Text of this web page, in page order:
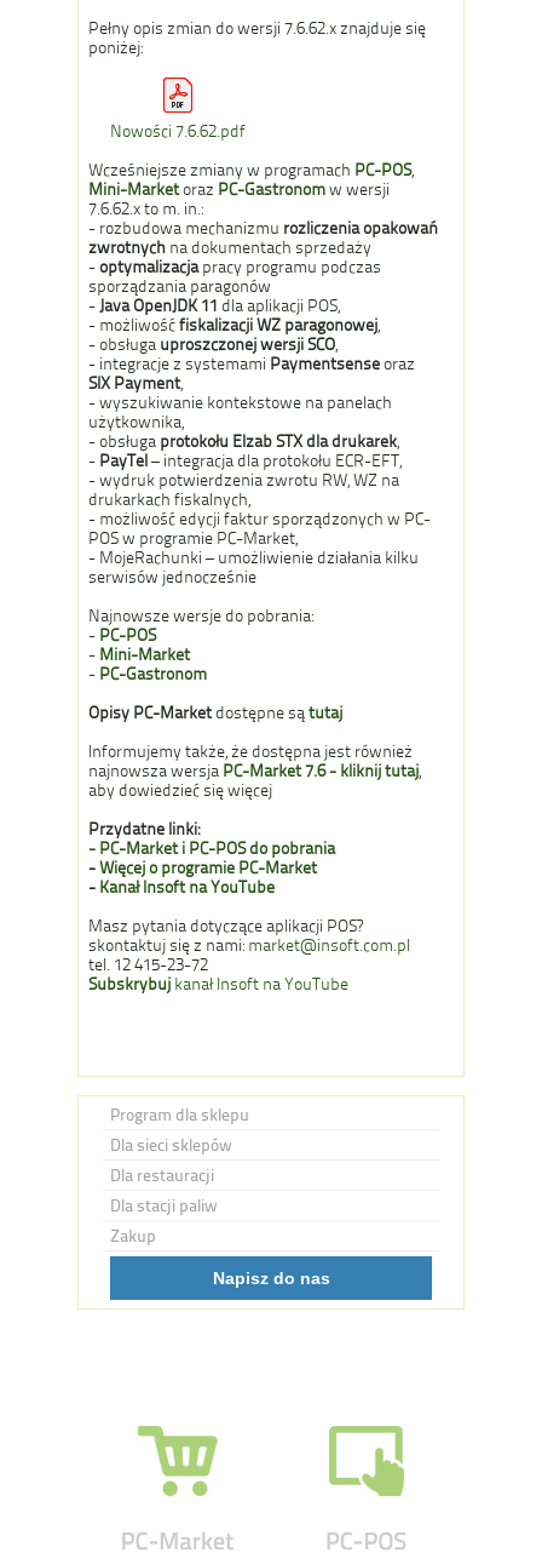
Pełny opis zmian do wersji 7.6.62.x znajduje się
poniżej:
Nowości 7.6.62.pdf
Wcześniejsze zmiany w programach PC-POS,
Mini-Marketoraz PC-Gastronomw wersji
7.6.62.x to m. in.:
- rozbudowa mechanizmu rozliczenia opakowań
zwrotnych na dokumentach sprzedaży
-optymalizacjapracy programu podczas
sporządzania paragonów
- Java OpenJDK 11 dla aplikacji POS,
- możliwośćfiskalizacji WZ paragonowej
- obsługa uproszczonej wersji SCO
- integracje z systemami Paymentsenseoraz
SIX Payment
- wyszukiwanie kontekstowe na panelach
użytkownika,
- obsługa protokołu Elzab STX dla drukarek
- PayTel– integracja dla protokołu ECR-EFT,
- wydruk potwierdzenia zwrotu RW, WZ na
drukarkach fiskalnych,
- możliwość edycji faktur sporządzonych w PC-
POSw programie PC-Market,
- MojeRachunki – umożliwienie działania kilku
serwisów jednocześnie
Najnowsze wersje do pobrania:
- PC-POS
- Mini-Market
- PC-Gastronom
Opisy PC-Market dostępne sątutaj
Informujemy także, że dostępna jest również
najnowsza wersja PC-Market 7.6 - kliknij tutaj
aby dowiedzieć się więcej
Przydatne linki:
- PC-Market i PC-POS do pobrania
-Więcej o programie PC-Market
- Kanał Insoft na YouTube
Masz pytania dotyczące aplikacji POS?
skontaktuj się z nami: market@insoft.com.pl
tel. 12 415-23-72
Subskrybuj kanał Insoft na YouTube
Program dla sklepu
Dla sieci sklepów
Dla restauracji
Dla stacji paliw
Zakup
Napisz do nas